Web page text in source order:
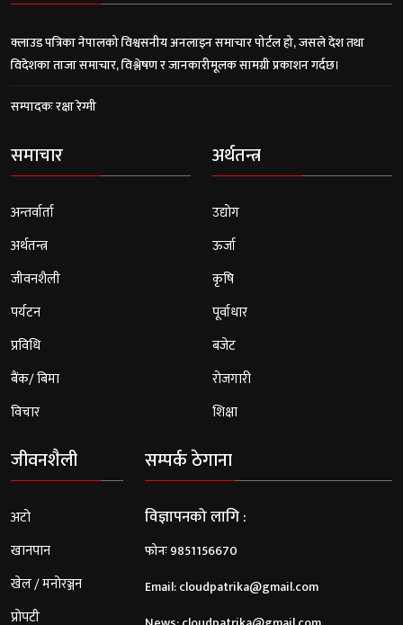
क्लाउड पत्रिका नेपालको विश्वसनीय अनलाइन समाचार पोर्टल हो, जसले देश तथा
विदेशका ताजा समाचार, विश्लेषण र जानकारीमूलक सामग्री प्रकाशन गर्दछ।
सम्पादकः रक्षा रेग्मी
समाचार
अन्तर्वार्ता
अर्थतन्त्र
जीवनशैली
पर्यटन
प्रविधि
बैंक/ बिमा
विचार
अर्थतन्त्र
उद्योग
ऊर्जा
कृषि
पूर्वाधार
बजेट
रोजगारी
शिक्षा
जीवनशैली
अटो
खानपान
खेल / मनोरञ्जन
प्रोपटी
सम्पर्क ठेगाना
विज्ञापनको लागि :
फोनः 9851156670
Email:cloudpatrika@gmail.com